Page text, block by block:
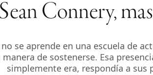
Connery,
se aprende en una escuela de
de sostenerse. Esa
simplemente era, respondía a